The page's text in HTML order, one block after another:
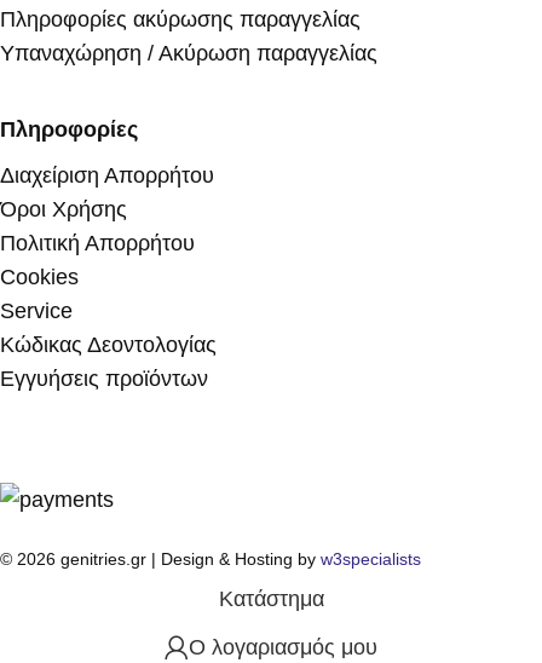
Πληροφορίες ακύρωσης παραγγελίας
Υπαναχώρηση / Ακύρωση παραγγελίας
Πληροφορίες
Διαχείριση Απορρήτου
Όροι Χρήσης
Πολιτική Απορρήτου
Cookies
Service
Κώδικας Δεοντολογίας
Εγγυήσεις προϊόντων
© 2026 genitries.gr | Design & Hosting by w3specialists
Κατάστημα
Ο λογαριασμός μου